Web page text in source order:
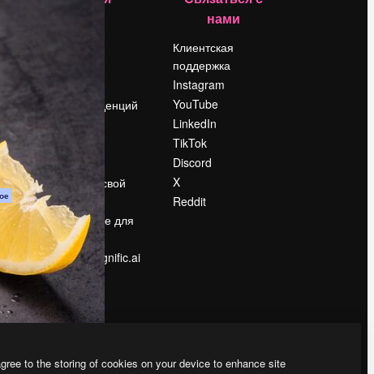
Вакансии
Поиск тенденций
Slidesgo
Продайте свой
контент
Помещение для
прессы
Ищете magnific.ai
нами
Клиентская
поддержка
Instagram
YouTube
LinkedIn
TikTok
Discord
X
Reddit
to the storing of cookies on your device to enhance site